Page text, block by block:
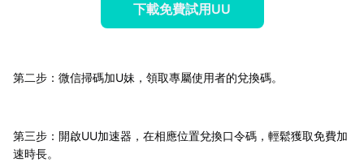
下載免費試用UU
第二步：微信掃碼加U妹，領取專屬使用者的兌換碼。
第三步：開啟UU加速器，在相應位置兌換口令碼，輕鬆獲取免費加
速時長。